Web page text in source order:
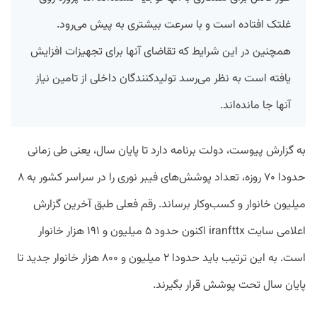
غلتک افتاده است و با سرعت بیشتری به پیش می‌رود.
همچنین در این شرایط که تقاضای آنها برای تجهیزات افزایش
یافته است به نظر می‌رسد تولیدکنندگان داخلی از تامین نیاز
آنها جا مانده‌اند.
به گزارش پیوست، دولت برنامه دارد تا پایان سال،‌ یعنی طی زمانی
حدودا ۷۰ روزه، تعداد پوشش‌های فیبر نوری را در سراسر کشور به ۸
میلیون خانوار و کسب‌وکار برساند. رقم فعلی طبق آخرین‌ گزارش
اعلامی سایت iranfttx‌ اکنون حدود ۵ میلیون و ۱۹۱ هزار خانوار
است. به این ترتیب باید حدودا ۲ میلیون و ۸۰۰ هزار خانوار جدید تا
پایان سال تحت پوشش قرار بگیرند.